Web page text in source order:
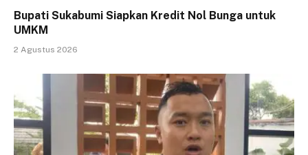
Bupati Sukabumi Siapkan Kredit Nol Bunga untuk
UMKM
2 Agustus 2026